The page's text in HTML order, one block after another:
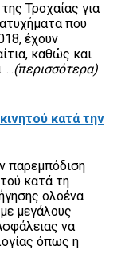
Τροχαίας για
που
έχουν
καθώς και
...(περισσότερα)
κατά την
παρεμπόδιση
κατά τη
ολοένα
μεγάλους
να
όπως η